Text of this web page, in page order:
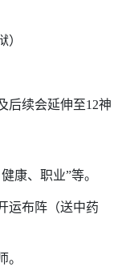
）
后续会延伸至12神
康、职业”等。
运布阵（送中药
。